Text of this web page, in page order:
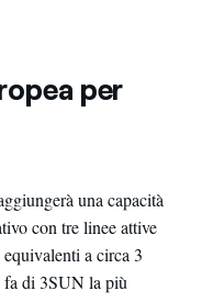
per
una capacità
con tre linee attive
a circa 3
di 3SUN la più